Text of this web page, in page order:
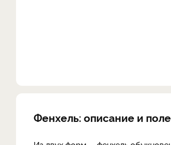
Фенхель: описание и